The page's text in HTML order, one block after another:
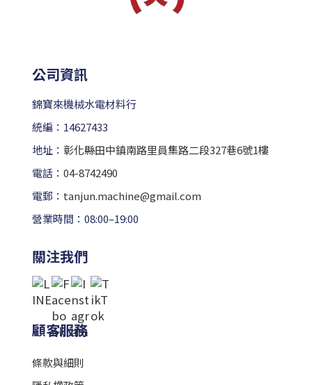
公司資訊
錦寶來機械水電材料行
統編：14627433
地址： 彰化縣田中鎮南路里員集路二段327巷6號1樓
電話： 04-8742490
電郵： tanjun.machine@gmail.com
營業時間：08:00–19:00
關注我們
顧客服務
條款與細則